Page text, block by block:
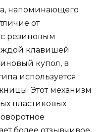
напоминающего
от
резиновым
клавишей
купол, в
используется
Этот механизм
пластиковых